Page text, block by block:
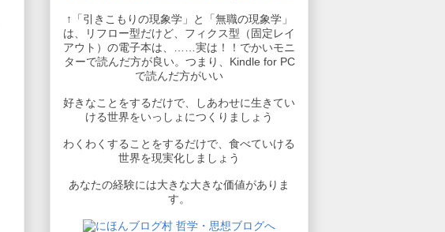
↑「引きこもりの現象学」と「無職の現象学」
は、リフロー型だけど、フィクス型（固定レイ
アウト）の電子本は、……実は！！でかいモニ
ターで読んだ方が良い。つまり、Kindle for PC
で読んだ方がいい
好きなことをするだけで、しあわせに生きてい
ける世界をいっしょにつくりましょう
わくわくすることをするだけで、食べていける
世界を現実化しましょう
あなたの経験には大きな大きな価値がありま
す。